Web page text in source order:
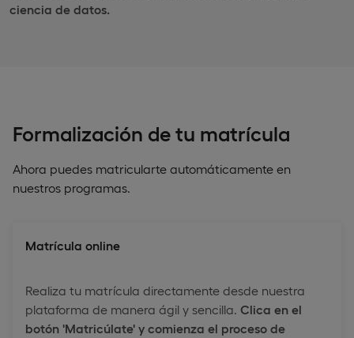
ciencia de datos.
Formalización de tu matrícula
Ahora puedes matricularte automáticamente en
nuestros programas.
Matrícula online
Realiza tu matrícula directamente desde nuestra
plataforma de manera ágil y sencilla. Clica en el
botón 'Matricúlate' y comienza el proceso de